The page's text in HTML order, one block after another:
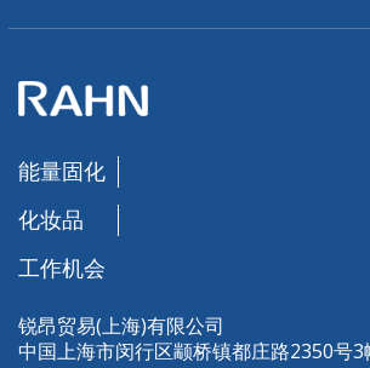
锐昂贸易(上海)有限公司
中国上海市闵行区颛桥镇都庄路2350号3
能量固化
化妆品
工作机会